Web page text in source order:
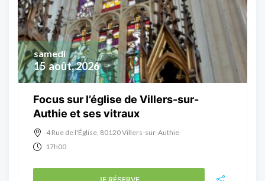
15 août, 2026
samedi
Focus sur l’église de Villers-sur-
Authie et ses vitraux
4 Rue de l'Église, 80120 Villers-sur-Authie
17h00